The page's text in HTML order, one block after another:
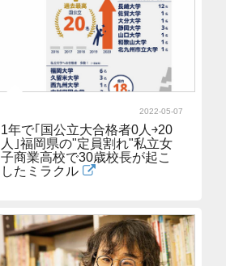
2022-05-07
1年で｢国公立大合格者0人￫20
人｣福岡県の"定員割れ"私立女
子商業高校で30歳校長が起こ
したミラクル